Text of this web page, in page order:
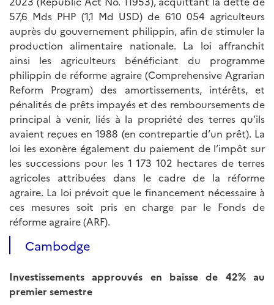
57,6 Mds PHP (1,1 Md USD) de 610 054 agriculteurs
auprès du gouvernement philippin, afin de stimuler la
production alimentaire nationale. La loi affranchit
ainsi les agriculteurs bénéficiant du programme
philippin de réforme agraire (Comprehensive Agrarian
Reform Program) des amortissements, intérêts, et
pénalités de prêts impayés et des remboursements de
principal à venir, liés à la propriété des terres qu’ils
avaient reçues en 1988 (en contrepartie d’un prêt). La
loi les exonère également du paiement de l’impôt sur
les successions pour les 1 173 102 hectares de terres
agricoles attribuées dans le cadre de la réforme
agraire. La loi prévoit que le financement nécessaire à
ces mesures soit pris en charge par le Fonds de
réforme agraire (ARF).
Cambodge
Investissements approuvés en baisse de 42% au
premier semestre